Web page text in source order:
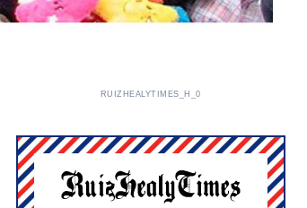
RUIZHEALYTIMES_H_0